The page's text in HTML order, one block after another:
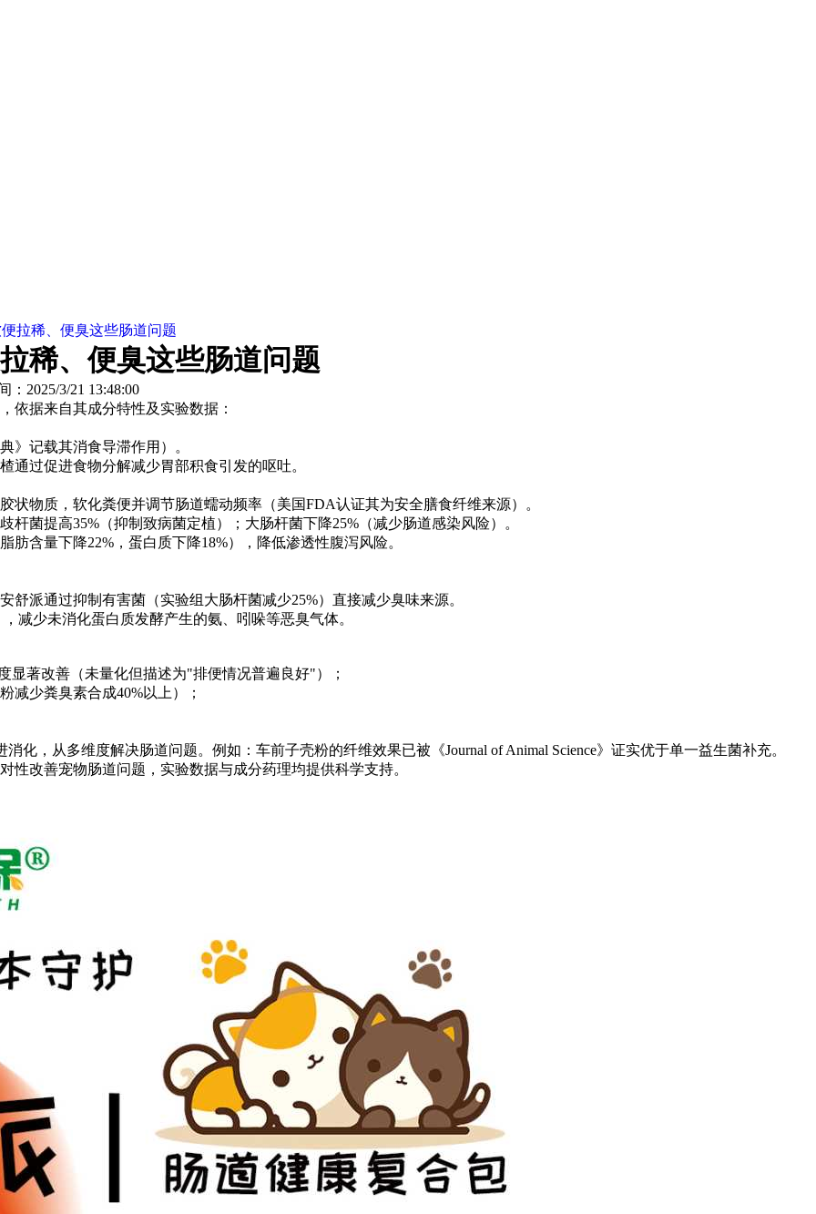
拉稀、便臭这些肠道问题
稀、便臭这些肠道问题
：2025/3/21 13:48:00
依据来自其成分特性及实验数据：
》记载其消食导滞作用）。
通过促进食物分解减少胃部积食引发的呕吐。
物质，软化粪便并调节肠道蠕动频率（美国FDA认证其为安全膳食纤维来源）。
杆菌提高35%（抑制致病菌定植）； 大肠杆菌下降25%（减少肠道感染风险）。
含量下降22%，蛋白质下降18%），降低渗透性腹泻风险。
派通过抑制有害菌（实验组大肠杆菌减少25%）直接减少臭味来源。
减少未消化蛋白质发酵产生的氨、吲哚等恶臭气体。
著改善（未量化但描述为"排便情况普遍良好"）；
减少粪臭素合成40%以上）；
化，从多维度解决肠道问题。例如：车前子壳粉的纤维效果已被《Journal of Animal Science》证实优于单一益生菌补充。
改善宠物肠道问题，实验数据与成分药理均提供科学支持。